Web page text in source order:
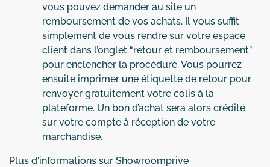
vous pouvez demander au site un
remboursement de vos achats. Il vous suffit
simplement de vous rendre sur votre espace
client dans l’onglet “retour et remboursement”
pour enclencher la procédure. Vous pourrez
ensuite imprimer une étiquette de retour pour
renvoyer gratuitement votre colis à la
plateforme. Un bon d’achat sera alors crédité
sur votre compte à réception de votre
marchandise.
Plus d'informations sur Showroomprive